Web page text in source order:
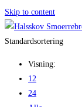
Skip to content
Standardsortering
Visning:
12
24